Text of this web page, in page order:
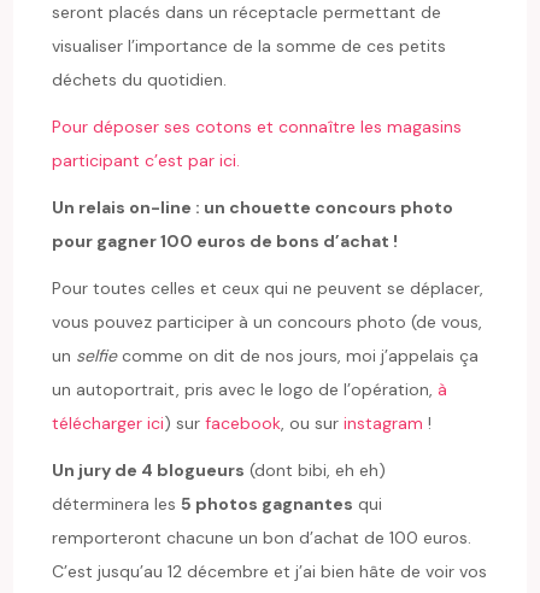
seront placés dans un réceptacle permettant de
visualiser l’importance de la somme de ces petits
déchets du quotidien.
Pour déposer ses cotons et connaître les magasins
participant c’est par ici.
Un relais on-line : un chouette concours photo
pour gagner 100 euros de bons d’achat !
Pour toutes celles et ceux qui ne peuvent se déplacer,
vous pouvez participer à un concours photo (de vous,
un selfiecomme on dit de nos jours, moi j’appelais ça
un autoportrait, pris avec le logo de l’opération, à
télécharger ici) surfacebook, ou surinstagram !
Un jury de 4 blogueurs (dont bibi, eh eh)
déterminera les 5 photos gagnantes qui
remporteront chacune un bon d’achat de 100 euros.
C’est jusqu’au 12 décembre et j’ai bien hâte de voir vos